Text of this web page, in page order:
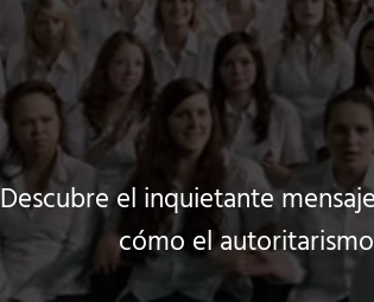
Descubre el inquietante
cómo el